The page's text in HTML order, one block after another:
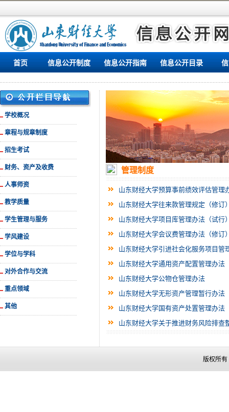
首页 信息公开制度 信息公开指南 信息公开目录
学校概况
章程与规章制度
招生考试
财务、资产及收费
人事师资
教学质量
学生管理与服务
学风建设
学位与学科
对外合作与交流
重点领域
其他
管理制度
山东财经大学预算事前绩效评估管理
山东财经大学往来款管理规定（修订
山东财经大学项目库管理办法（试行
山东财经大学会议费管理办法（修订
山东财经大学引进社会化服务项目管
山东财经大学通用资产配置管理办法
山东财经大学公物仓管理办法
山东财经大学无形资产管理暂行办法
山东财经大学国有资产处置管理办法
山东财经大学关于推进财务风险排查
版权所